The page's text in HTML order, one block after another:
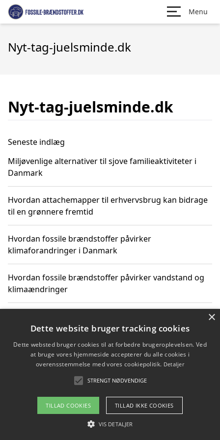
Menu
Nyt-tag-juelsminde.dk
Nyt-tag-juelsminde.dk
Seneste indlæg
Miljøvenlige alternativer til sjove familieaktiviteter i
Danmark
Hvordan attachemapper til erhvervsbrug kan bidrage
til en grønnere fremtid
Hvordan fossile brændstoffer påvirker
klimaforandringer i Danmark
Hvordan fossile brændstoffer påvirker vandstand og
klimaændringer
vores perspektiv
Copyright 2026 - Pilanto Aps
Om / kontakt
×
Dette website bruger tracking cookies
Dette websted bruger cookies til at forbedre brugeroplevelsen. Ved
at bruge vores hjemmeside accepterer du alle cookies i
overensstemmelse med vores cookiepolitik. Detaljer
STRENGT NØDVENDIGE
TILLAD COOKIES TILLAD IKKE COOKIES
VIS DETALJER